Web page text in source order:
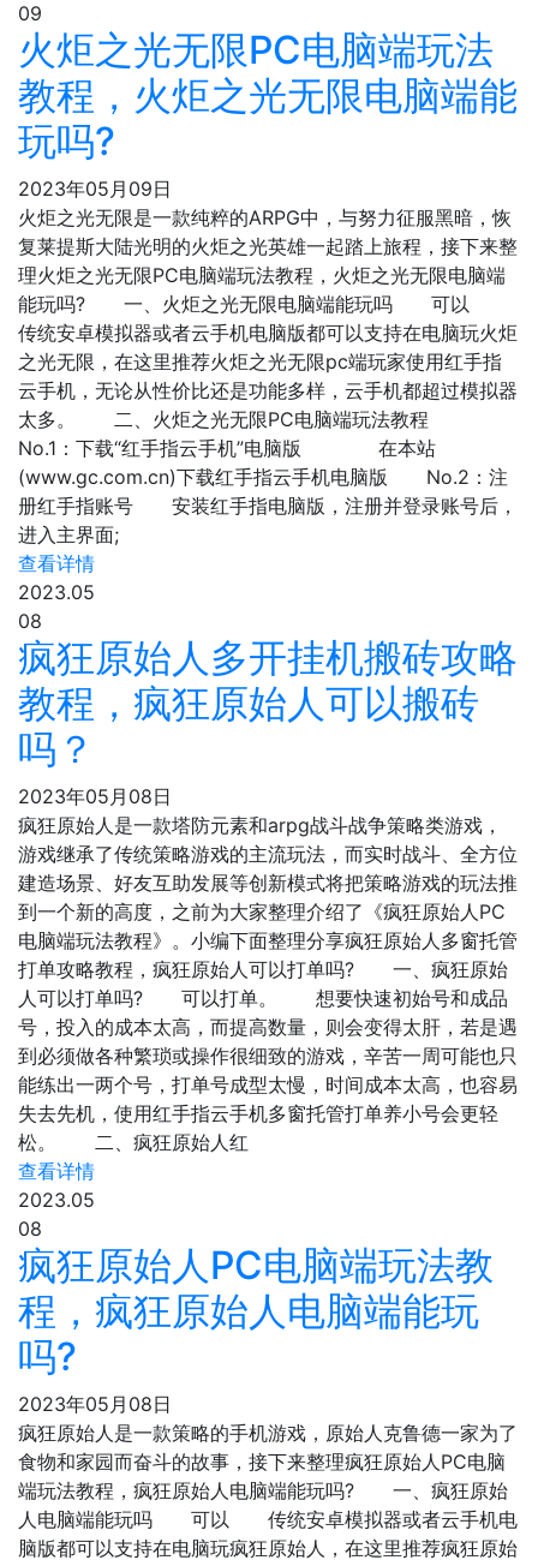
09
火炬之光无限PC电脑端玩法
教程，火炬之光无限电脑端能
玩吗?
2023年05月09日
火炬之光无限是一款纯粹的ARPG中，与努力征服黑暗，恢
复莱提斯大陆光明的火炬之光英雄一起踏上旅程，接下来整
理火炬之光无限PC电脑端玩法教程，火炬之光无限电脑端
能玩吗? 一、火炬之光无限电脑端能玩吗 可以
传统安卓模拟器或者云手机电脑版都可以支持在电脑玩火炬
之光无限，在这里推荐火炬之光无限pc端玩家使用红手指
云手机，无论从性价比还是功能多样，云手机都超过模拟器
太多。 二、火炬之光无限PC电脑端玩法教程
No.1：下载“红手指云手机”电脑版 在本站
(www.gc.com.cn)下载红手指云手机电脑版 No.2：注
册红手指账号 安装红手指电脑版，注册并登录账号后，
进入主界面;
查看详情
2023.05
08
疯狂原始人多开挂机搬砖攻略
教程，疯狂原始人可以搬砖
吗？
2023年05月08日
疯狂原始人是一款塔防元素和arpg战斗战争策略类游戏，
游戏继承了传统策略游戏的主流玩法，而实时战斗、全方位
建造场景、好友互助发展等创新模式将把策略游戏的玩法推
到一个新的高度，之前为大家整理介绍了《疯狂原始人PC
电脑端玩法教程》。小编下面整理分享疯狂原始人多窗托管
打单攻略教程，疯狂原始人可以打单吗? 一、疯狂原始
人可以打单吗? 可以打单。 想要快速初始号和成品
号，投入的成本太高，而提高数量，则会变得太肝，若是遇
到必须做各种繁琐或操作很细致的游戏，辛苦一周可能也只
能练出一两个号，打单号成型太慢，时间成本太高，也容易
失去先机，使用红手指云手机多窗托管打单养小号会更轻
松。 二、疯狂原始人红
查看详情
2023.05
08
疯狂原始人PC电脑端玩法教
程，疯狂原始人电脑端能玩
吗?
2023年05月08日
疯狂原始人是一款策略的手机游戏，原始人克鲁德一家为了
食物和家园而奋斗的故事，接下来整理疯狂原始人PC电脑
端玩法教程，疯狂原始人电脑端能玩吗? 一、疯狂原始
人电脑端能玩吗 可以 传统安卓模拟器或者云手机电
脑版都可以支持在电脑玩疯狂原始人，在这里推荐疯狂原始